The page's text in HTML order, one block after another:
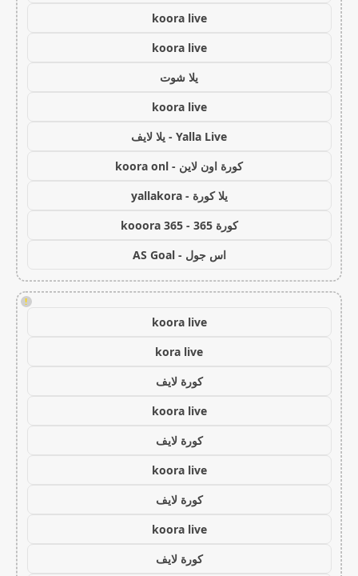
koora live
koora live
يلا شوت
koora live
Yalla Live - يلا لايف
كورة اون لاين - koora onl
يلا كورة - yallakora
كورة 365 - kooora 365
اس جول - AS Goal
!
koora live
kora live
كورة لايف
koora live
كورة لايف
koora live
كورة لايف
koora live
كورة لايف